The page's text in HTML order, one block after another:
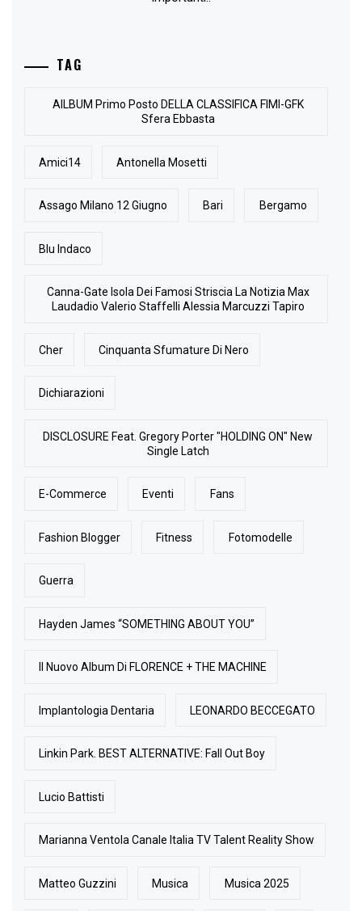
TAG
AlLBUM Primo Posto DELLA CLASSIFICA FIMI-GFK
Sfera Ebbasta
Amici14 Antonella Mosetti
Assago Milano 12 Giugno Bari Bergamo
Blu Indaco
Canna-Gate Isola Dei Famosi Striscia La Notizia Max
Laudadio Valerio Staffelli Alessia Marcuzzi Tapiro
Cher Cinquanta Sfumature Di Nero
Dichiarazioni
DISCLOSURE Feat. Gregory Porter "HOLDING ON" New
Single Latch
E-Commerce Eventi Fans
Fashion Blogger Fitness Fotomodelle
Guerra
Hayden James “SOMETHING ABOUT YOU”
Il Nuovo Album Di FLORENCE + THE MACHINE
Implantologia Dentaria LEONARDO BECCEGATO
Linkin Park. BEST ALTERNATIVE: Fall Out Boy
Lucio Battisti
Marianna Ventola Canale Italia TV Talent Reality Show
Matteo Guzzini Musica Musica 2025